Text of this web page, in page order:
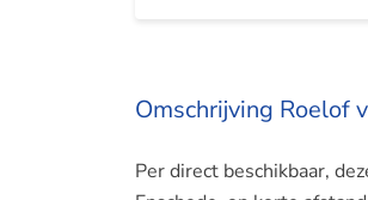
Omschrijving Roelof
Per direct beschikbaar,